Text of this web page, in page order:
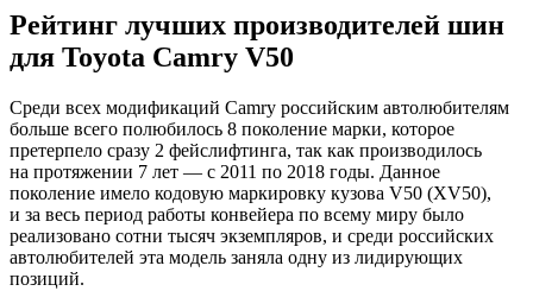
Рейтинг лучших производителей шин
для Toyota Camry V50
Среди всех модификаций Camry российским автолюбителям
больше всего полюбилось 8 поколение марки, которое
претерпело сразу 2 фейслифтинга, так как производилось
на протяжении 7 лет — с 2011 по 2018 годы. Данное
поколение имело кодовую маркировку кузова V50 (XV50),
и за весь период работы конвейера по всему миру было
реализовано сотни тысяч экземпляров, и среди российских
автолюбителей эта модель заняла одну из лидирующих
позиций.